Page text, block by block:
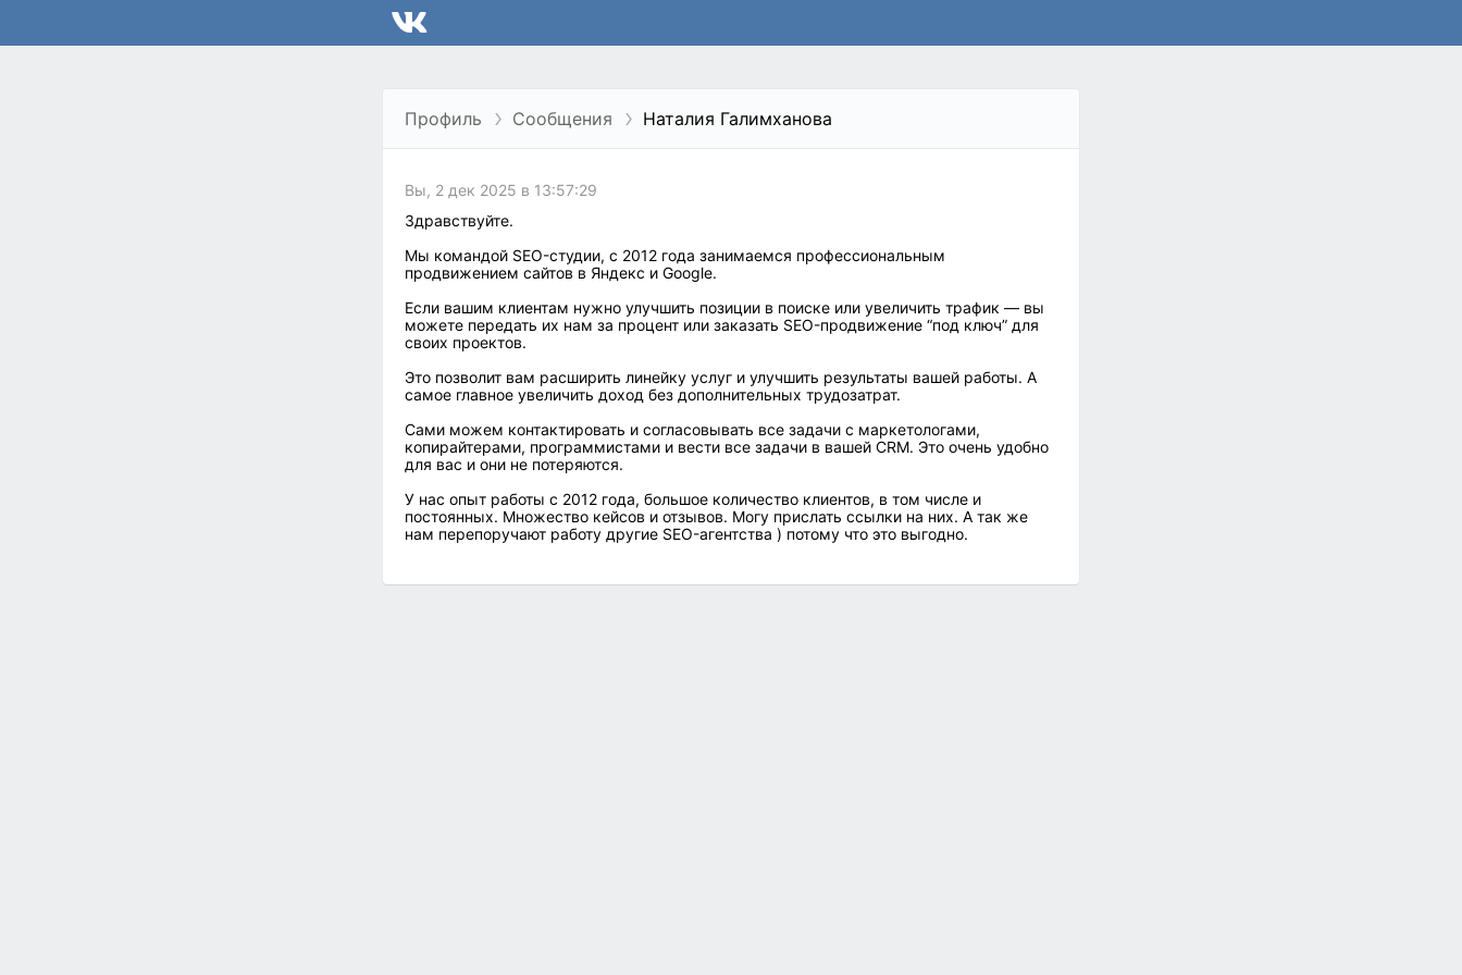
Профиль Сообщения Наталия Галимханова
Вы, 2 дек 2025 в 13:57:29
Здравствуйте.
Мы командой SEO-студии, с 2012 года занимаемся профессиональным
продвижением сайтов в Яндекс и Google.
Если вашим клиентам нужно улучшить позиции в поиске или увеличить трафик — вы
можете передать их нам за процент или заказать SEO-продвижение “под ключ” для
своих проектов.
Это позволит вам расширить линейку услуг и улучшить результаты вашей работы. А
самое главное увеличить доход без дополнительных трудозатрат.
Сами можем контактировать и согласовывать все задачи с маркетологами,
копирайтерами, программистами и вести все задачи в вашей CRM. Это очень удобно
для вас и они не потеряются.
У нас опыт работы с 2012 года, большое количество клиентов, в том числе и
постоянных. Множество кейсов и отзывов. Могу прислать ссылки на них. А так же
нам перепоручают работу другие SEO-агентства ) потому что это выгодно.